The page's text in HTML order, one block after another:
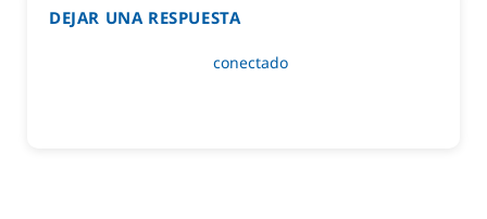
DEJAR UNA RESPUESTA
conectado